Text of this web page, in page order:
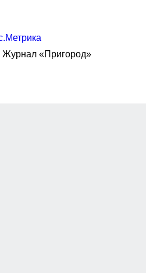
Журнал «Пригород»